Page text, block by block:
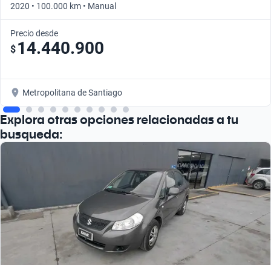
2020 • 100.000 km • Manual
Precio desde
$ 14.440.900
Metropolitana de Santiago
Explora otras opciones relacionadas a tu
busqueda: